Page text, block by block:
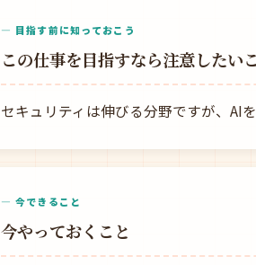
— 目指す前に知っておこう
この仕事を目指すなら注意したい
セキュリティは伸びる分野ですが、AI
— 今できること
今やっておくこと